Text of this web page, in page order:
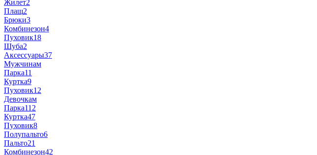
Жилет2
Плащ2
Брюки3
Комбинезон4
Пуховик18
Шуба2
Аксессуары37
Мужчинам
Парка11
Куртка9
Пуховик12
Девочкам
Парка112
Куртка47
Пуховик8
Полупальто6
Пальто21
Комбинезон42